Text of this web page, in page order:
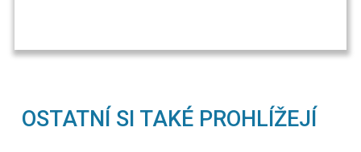
OSTATNÍ SI TAKÉ PROHLÍŽEJÍ